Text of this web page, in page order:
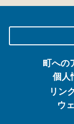
町への
個人
リン
ウ